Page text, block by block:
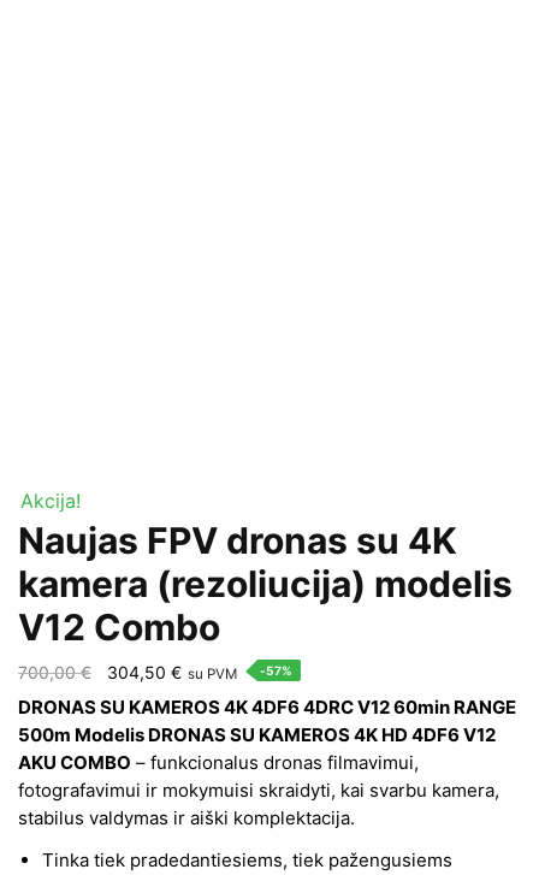
Akcija!
Naujas FPV dronas su 4K
kamera (rezoliucija) modelis
V12 Combo
700,00€
Original
price
was:
700,00 €.
304,50 €Current
price
is:
304,50 €.
su PVM -57%
DRONAS SU KAMEROS 4K 4DF6 4DRC V12 60min RANGE
500m Modelis DRONAS SU KAMEROS 4K HD 4DF6 V12
AKU COMBO – funkcionalus dronas filmavimui,
fotografavimui ir mokymuisi skraidyti, kai svarbu kamera,
stabilus valdymas ir aiški komplektacija.
Tinka tiek pradedantiesiems, tiek pažengusiems